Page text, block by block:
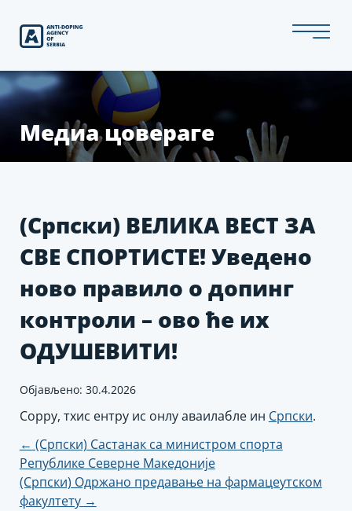
Медиа цовераге
(Српски) ВЕЛИКА ВЕСТ ЗА
СВЕ СПОРТИСТЕ! Уведено
ново правило о допинг
контроли – ово ће их
ОДУШЕВИТИ!
Објављено: 30.4.2026
Соррy, тхис ентрy ис онлy аваилабле ин Српски.
Пост
навигатион
← (Српски) Састанак са министром спорта
Републике Северне Македоније
(Српски) Одржано предавање на фармацеутском
факултету →